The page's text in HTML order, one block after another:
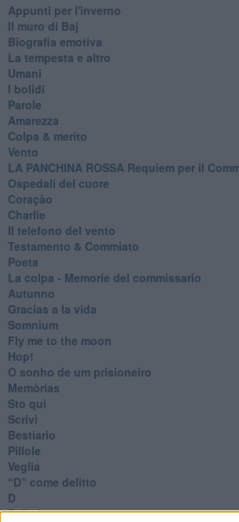
Appunti per l'inverno
Il muro di Baj
Biografia emotiva
La tempesta e altro
Umani
I bolidi
Parole
Amarezza
Colpa & merito
Vento
​LA PANCHINA ROSSA Requiem per il
Ospedali del cuore
Coraçào
Charlie
Il telefono del vento
Testamento & Commiato
Poeta
​La colpa - Memorie del commissario
Autunno
Gracias a la vida
Somnium
Fly me to the moon
Hop!
O sonho de um prisioneiro
Memòrias
Sto qui
Scrivi
Bestiario
Pillole
Veglia
​“D” come delitto
D
Belle lettere